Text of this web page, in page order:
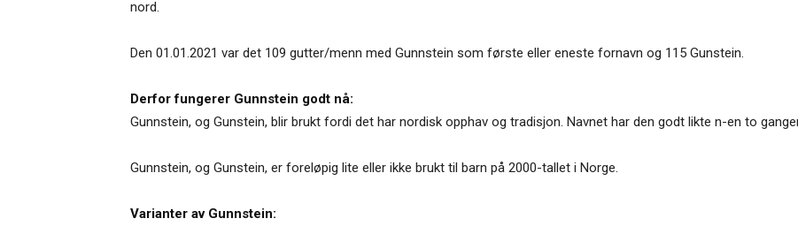
nord.
Den 01.01.2021 var det 109 gutter/menn med Gunnstein som første eller eneste fornavn og 115 Gunstein.
Derfor fungerer Gunnstein godt nå:
Gunnstein, og Gunstein, blir brukt fordi det har nordisk opphav og tradisjon. Navnet har den godt likte n-en to
Gunnstein, og Gunstein, er foreløpig lite eller ikke brukt til barn på 2000-tallet i Norge.
Varianter av Gunnstein: